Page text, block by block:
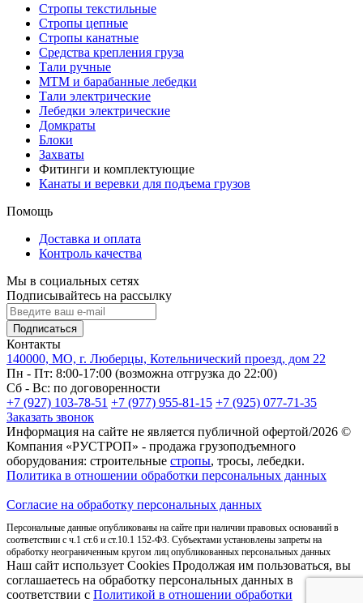
Стропы текстильные
Стропы цепные
Стропы канатные
Средства крепления груза
Тали ручные
МТМ и барабанные лебедки
Тали электрические
Лебедки электрические
Домкраты
Блоки
Захваты
Фитинги и комплектующие
Канаты и веревки для подъема грузов
Помощь
Доставка и оплата
Контроль качества
Мы в социальных сетях
Подписывайтесь на рассылку
Подписаться
Контакты
140000, МО, г. Люберцы, Котельнический проезд, дом 22
Пн - Пт: 8:00-17:00 (возможна отгрузка до 22:00)
Сб - Вс: по договоренности
+7 (927) 103-78-51 +7 (977) 955-81-15 +7 (925) 077-71-35
Заказать звонок
Информация на сайте не является публичной офертой/2026 ©
Компания «РУСТРОП» - продажа грузоподъемного
оборудования: строительные стропы, тросы, лебедки.
Политика в отношении обработки персональных данных
Согласие на обработку персональных данных
Персональные данные опубликованы на сайте при наличии правовых оснований в
соответствии с ч.1 ст.6 и ст.10.1 152-ФЗ. Субъектами установлены запреты на
обработку неограниченным кругом лиц опубликованных персональных данных
Наш сайт использует Cookies Продолжая им пользоваться, вы
соглашаетесь на обработку персональных данных в
соответствии с Политикой в отношении обработки